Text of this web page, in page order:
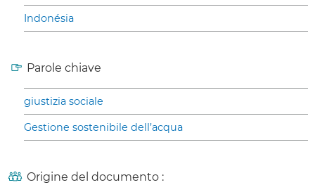
Indonésia
Parole chiave
giustizia sociale
Gestione sostenibile dell’acqua
Origine del documento :